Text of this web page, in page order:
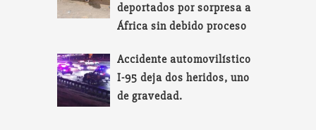
deportados por sorpresa a
África sin debido proceso
Accidente automovilístico
I-95 deja dos heridos, uno
de gravedad.